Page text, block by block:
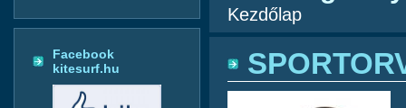
Facebook
kitesurf.hu
Kezdőlap